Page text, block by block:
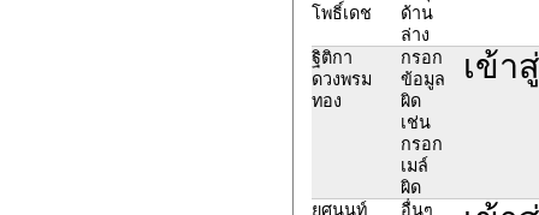
โพธิ์เดช
ด้าน
ล่าง
ฐิติกา
ดวงพรม
ทอง
กรอก
ข้อมูล
ผิด
เช่น
กรอก
เมล์
ผิด
เข้า
ยศนนท์
อื่นๆ